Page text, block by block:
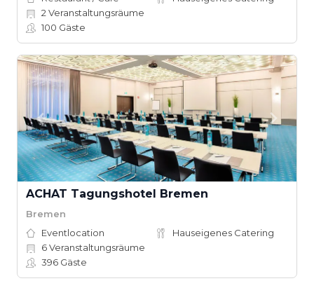
2 Veranstaltungsräume
100 Gäste
ACHAT Tagungshotel Bremen
Bremen
Eventlocation
Hauseigenes Catering
6Veranstaltungsräume
396 Gäste